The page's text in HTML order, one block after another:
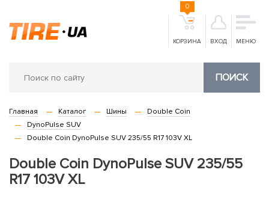
КОРЗИНА
0
ВХОД МЕНЮ
ПОИСК
Главная Каталог Шины
Double Coin
DynoPulse SUV
Double Coin DynoPulse SUV 235/55 R17 103V XL
Double Coin DynoPulse SUV 235/55
R17 103V XL